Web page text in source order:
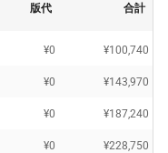
版代 合計
¥0 ¥100,740
¥0 ¥143,970
¥0 ¥187,240
¥0 ¥228,750